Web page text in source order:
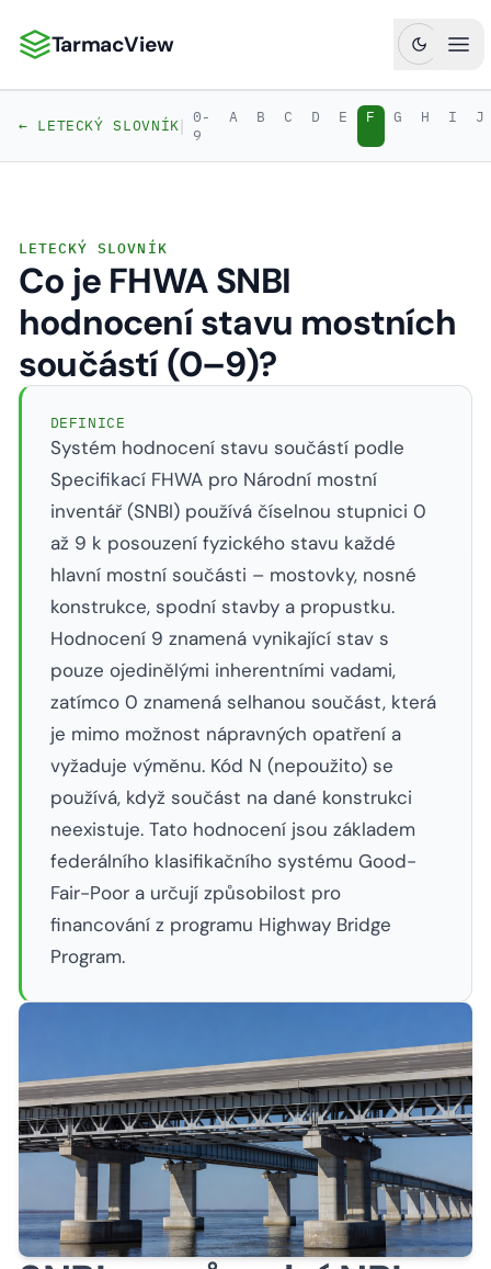
TarmacView: Precizní letecká analytika
TarmacView
← LETECKÝ SLOVNÍK| 0-
9
A B C D E F G H I J
LETECKÝ SLOVNÍK
Co je FHWA SNBI
hodnocení stavu mostních
součástí (0–9)?
DEFINICE
Systém hodnocení stavu součástí podle
Specifikací FHWA pro Národní mostní
inventář (SNBI) používá číselnou stupnici 0
až 9 k posouzení fyzického stavu každé
hlavní mostní součásti – mostovky, nosné
konstrukce, spodní stavby a propustku.
Hodnocení 9 znamená vynikající stav s
pouze ojedinělými inherentními vadami,
zatímco 0 znamená selhanou součást, která
je mimo možnost nápravných opatření a
vyžaduje výměnu. Kód N (nepoužito) se
používá, když součást na dané konstrukci
neexistuje. Tato hodnocení jsou základem
federálního klasifikačního systému Good-
Fair-Poor a určují způsobilost pro
financování z programu Highway Bridge
Program.